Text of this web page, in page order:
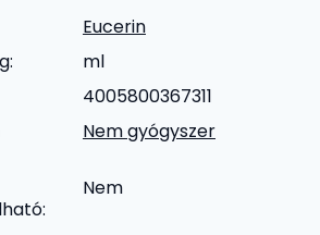
Eucerin
ml
4005800367311
Nem gyógyszer
Nem